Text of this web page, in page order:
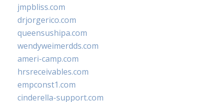
jmpbliss.com
drjorgerico.com
queensushipa.com
wendyweimerdds.com
ameri-camp.com
hrsreceivables.com
empconst1.com
cinderella-support.com